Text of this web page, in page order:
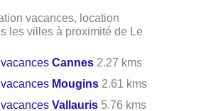
vacances, location
les villes à proximité de Le
vacancesCannes 2.27 kms
Mougins 2.61 kms
vacancesVallauris 5.76 kms